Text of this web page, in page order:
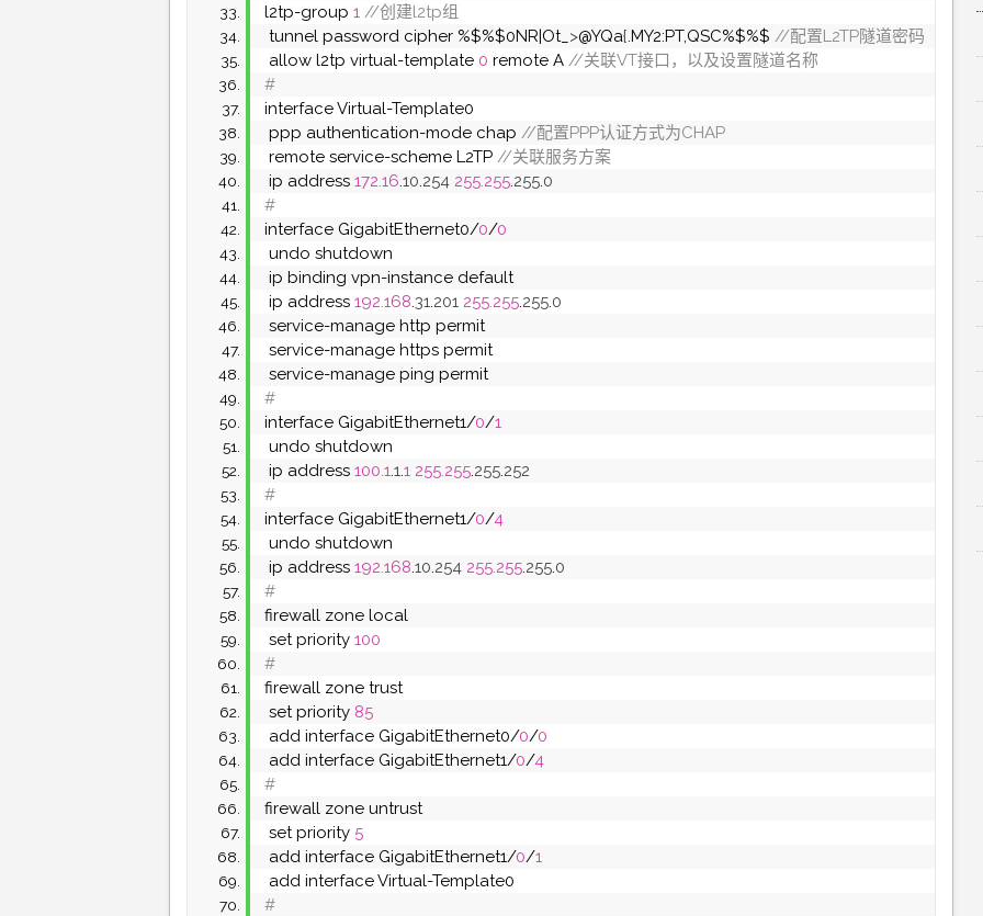
l2tp-group 1 //创建l2tp组
tunnel password cipher %$%$0NR|Ot_ >@YQa{.MY2:PT,QSC%$%$ //配置L2TP隧道密码
allow l2tp virtual-template 0 remote A //关联VT接口，以及设置隧道名称
#
interface Virtual-Template0
ppp authentication-mode chap //配置PPP认证方式为CHAP
remote service-scheme L2TP //关联服务方案
ip address 172.16.10.254 255.255.255.0
#
interface GigabitEthernet0/0/0
undo shutdown
ip binding vpn-instance default
ip address 192.168.31.201 255.255.255.0
service-manage http permit
service-manage https permit
service-manage ping permit
#
interface GigabitEthernet1/0/1
undo shutdown
ip address 100.1.1.1 255.255.255.252
#
interface GigabitEthernet1/0/4
undo shutdown
ip address 192.168.10.254 255.255.255.0
#
firewall zone local
set priority 100
#
firewall zone trust
set priority 85
add interface GigabitEthernet0/0/0
add interface GigabitEthernet1/0/4
#
firewall zone untrust
set priority 5
add interface GigabitEthernet1/0/1
add interface Virtual-Template0
#